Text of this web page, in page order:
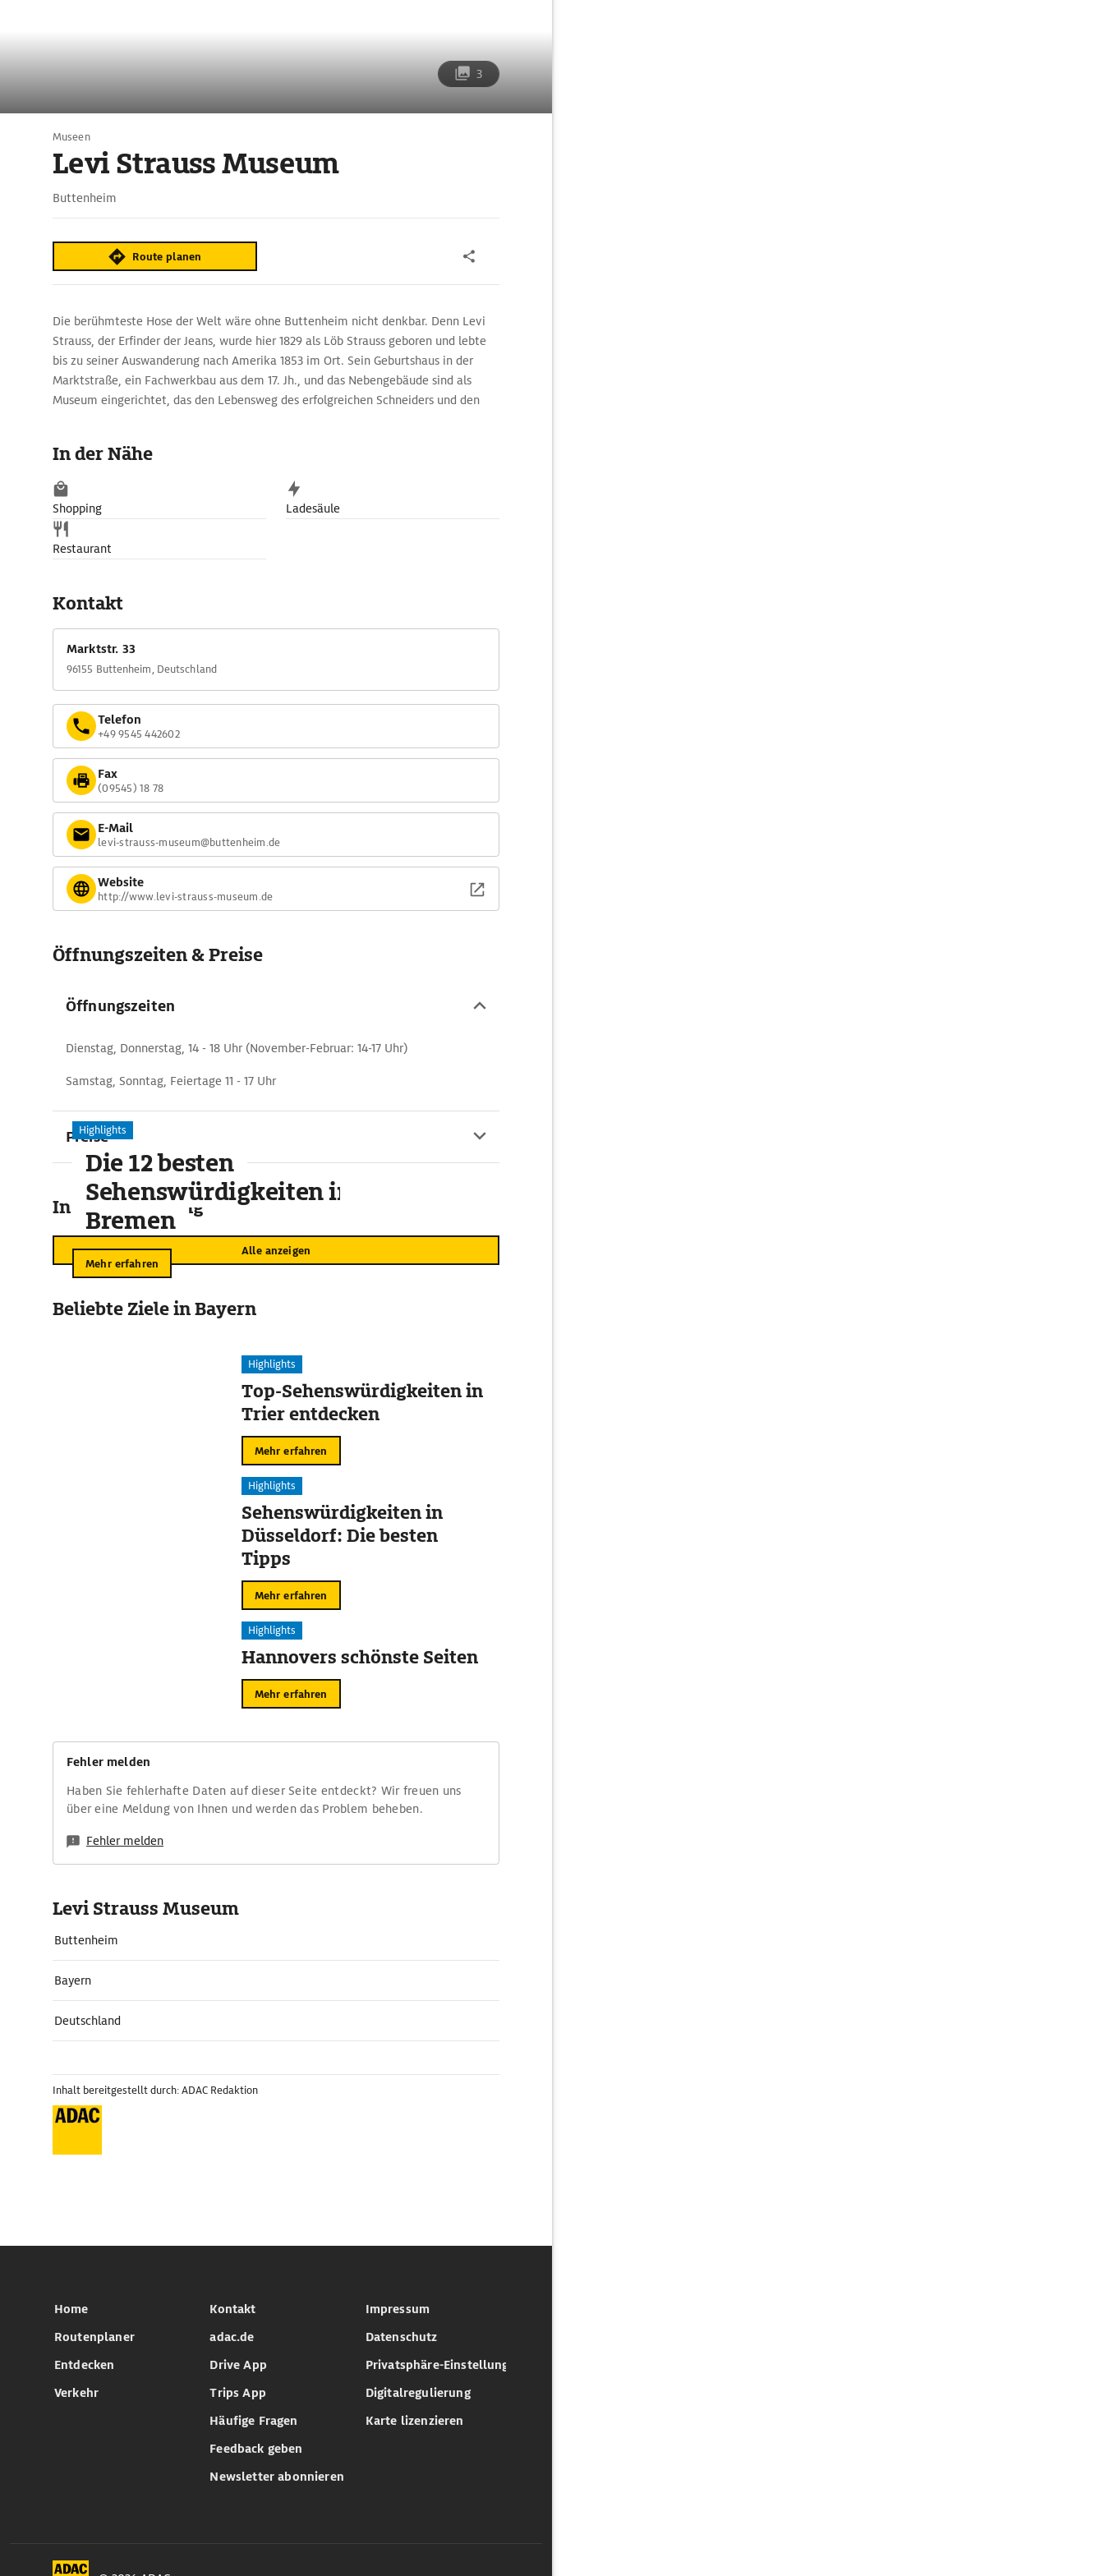
3
Museen
Levi Strauss Museum
Buttenheim
Route planen
Die berühmteste Hose der Welt wäre ohne Buttenheim nicht denkbar. Denn Levi
Strauss, der Erfinder der Jeans, wurde hier 1829 als Löb Strauss geboren und lebte
bis zu seiner Auswanderung nach Amerika 1853 im Ort. Sein Geburtshaus in der
Marktstraße, ein Fachwerkbau aus dem 17. Jh., und das Nebengebäude sind als
Museum eingerichtet, das den Lebensweg des erfolgreichen Schneiders und den
York. Ausführlich thematisiert werden auch der Stoff, aus dem die Jeans sind, die
blaue Farbe und die Erfolgsgeschichte der berühmten Hose. Ausgewählte Stücke
der europaweit bedeutensten Jeans-Sammlung von Levi's machen Veränderungen,
aber auch die Zeitlosigkeit der Jeans anschaulich.
In der Nähe
Shopping Ladesäule
Restaurant
Kontakt
Marktstr. 33
96155 Buttenheim, Deutschland
Telefon
+49 9545 442602
Fax
(09545) 18 78
E-Mail
levi-strauss-museum@buttenheim.de
Website
http://www.levi-strauss-museum.de
Öffnungszeiten & Preise
Öffnungszeiten
Dienstag, Donnerstag, 14 - 18 Uhr (November-Februar: 14-17 Uhr)
Samstag, Sonntag, Feiertage 11 - 17 Uhr
Preise
In der Umgebung
Alle anzeigen
Highlights
Die 12 besten
Sehenswürdigkeiten in
Bremen
Mehr erfahren
Beliebte Ziele in Bayern
Highlights
Top-Sehenswürdigkeiten in
Trier entdecken
Mehr erfahren
Highlights
Sehenswürdigkeiten in
Düsseldorf: Die besten
Tipps
Mehr erfahren
Highlights
Hannovers schönste Seiten
Mehr erfahren
Fehler melden
Haben Sie fehlerhafte Daten auf dieser Seite entdeckt? Wir freuen uns
über eine Meldung von Ihnen und werden das Problem beheben.
Fehler melden
Levi Strauss Museum
Buttenheim
Bayern
Deutschland
Inhalt bereitgestellt durch: ADAC Redaktion
Home
Routenplaner
Entdecken
Verkehr
Kontakt
adac.de
Drive App
Trips App
Häufige Fragen
Feedback geben
Newsletter abonnieren
Impressum
Datenschutz
Privatsphäre-Einstellungen
Digitalregulierung
Karte lizenzieren